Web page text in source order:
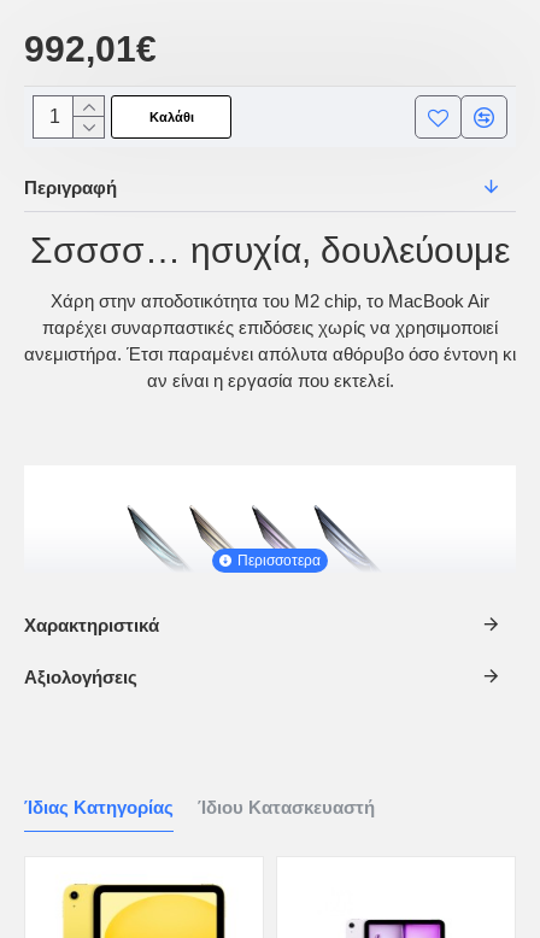
992,01€
Καλάθι
Περιγραφή
Σσσσσ… ησυχία, δουλεύουμε
Χάρη στην αποδοτικότητα του M2 chip, το MacBook Air
παρέχει συναρπαστικές επιδόσεις χωρίς να χρησιμοποιεί
ανεμιστήρα. Έτσι παραμένει απόλυτα αθόρυβο όσο έντονη κι
αν είναι η εργασία που εκτελεί.
Το M2 chip σηματοδοτεί το ξεκίνημα της επόμενης γενιάς
Apple silicon, με ακόμα περισσότερη ταχύτητα και ενεργειακή
Χαρακτηριστικά
Αξιολογήσεις
Ίδιας Κατηγορίας Ίδιου Κατασκευαστή